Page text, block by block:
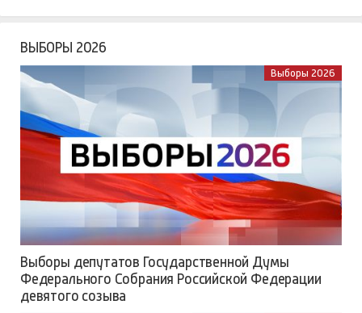
ВЫБОРЫ 2026
Выборы 2026
Выборы депутатов Государственной Думы
Федерального Собрания Российской Федерации
девятого созыва